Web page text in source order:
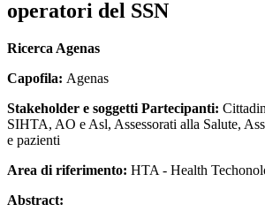
operatori del SSN
Ricerca Agenas
Capofila: Agenas
Stakeholder e soggetti Partecipanti:
SIHTA, AO e Asl, Assessorati alla Salute,
e pazienti
Area di riferimento: HTA - Health
Abstract: